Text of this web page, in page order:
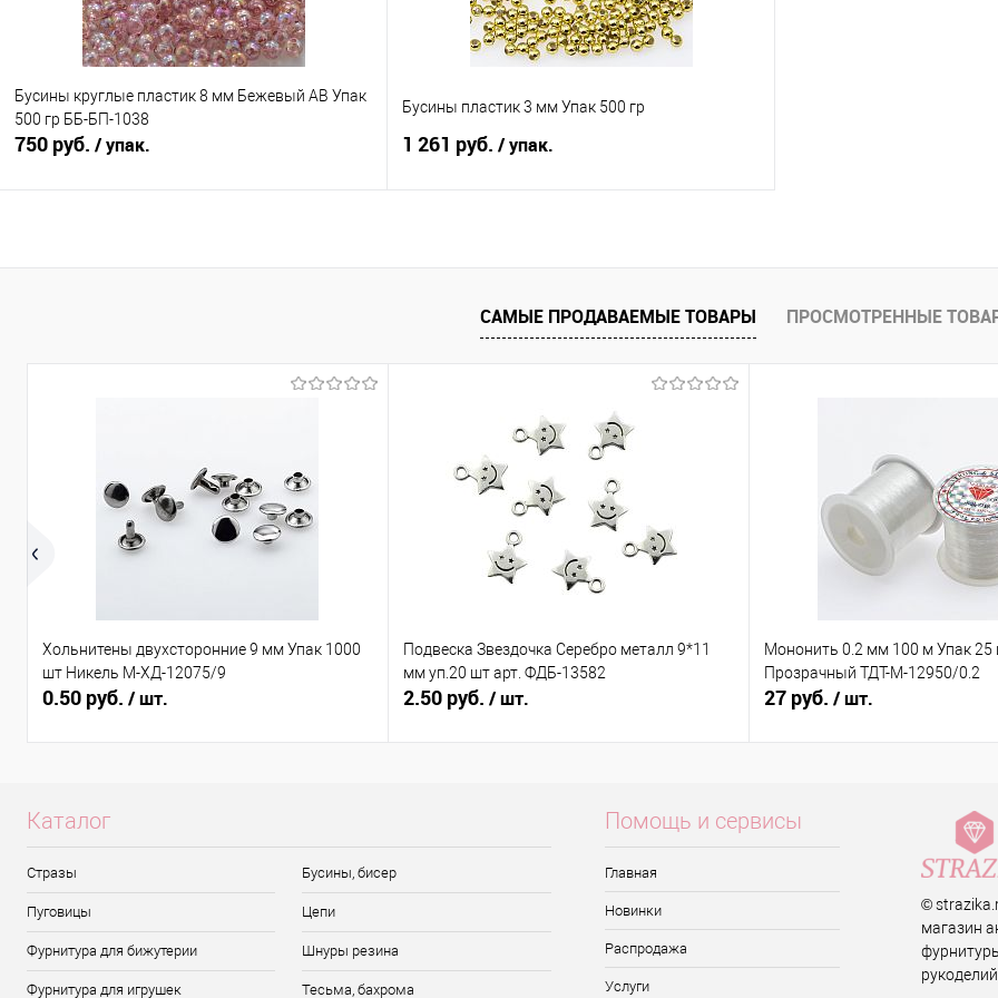
Сиреневый
оранжевый
Бусины круглые пластик 8 мм Бежевый АВ Упак
500 гр ББ-БП-1038
750 руб. / упак.
Бусины пластик 3 мм Упак 500 гр
1 261 руб. / упак.
Упаковка
САМЫЕ ПРОДАВАЕМЫЕ ТОВАРЫ ПРОСМОТРЕННЫЕ
Хольнитены двухсторонние 9 мм Упак 1000
шт Никель М-ХД-12075/9
0.50 руб. / шт.
Подвеска Звездочка Серебро металл 9*11
мм уп.20 шт арт. ФДБ-13582
2.50 руб. / шт.
Мононить 0.2 мм 100 м Упак 25
Прозрачный ТДТ-М-12950/0.2
27 руб. / шт.
Каталог
Стразы Бусины, бисер
Пуговицы Цепи
Фурнитура для бижутерии Шнуры резина
Фурнитура для игрушек Тесьма, бахрома
Помощь и сервисы
Главная
Новинки
Распродажа
Услуги
©
магазин